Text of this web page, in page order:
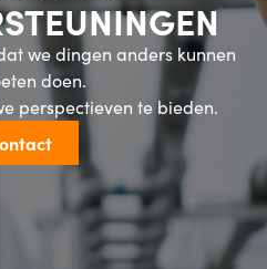
we dingen anders kunnen
doen.
perspectieven te bieden.